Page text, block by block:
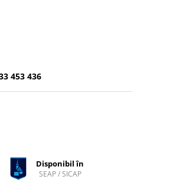
453 436
Disponibil în
SEAP / SICAP